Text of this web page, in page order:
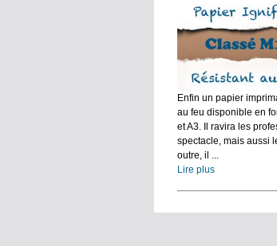
Enfin un papier
au feu disponible en
et A3. Il ravira les
spectacle, mais aussi
outre, il ...
Lire plus